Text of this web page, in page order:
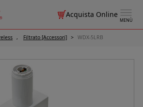
MENÙ
Acquista Online
Filtrato [Accessori] WDX-5LRB